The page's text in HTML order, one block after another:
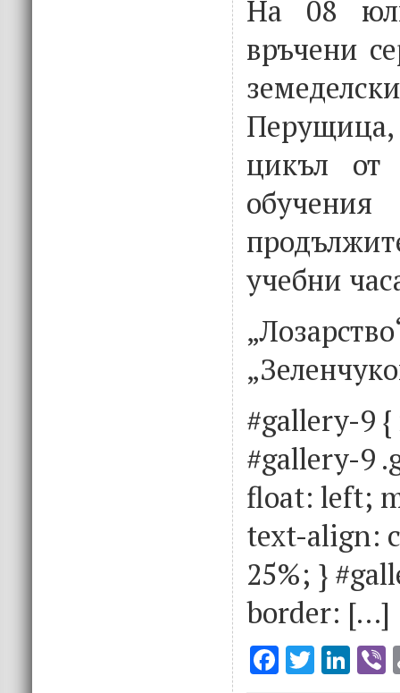
На 08
връчени
цикъл от
учебни
#gallery-9
#gallery-9
float: left;
text-align:
25%; }
border: […]
F T Li